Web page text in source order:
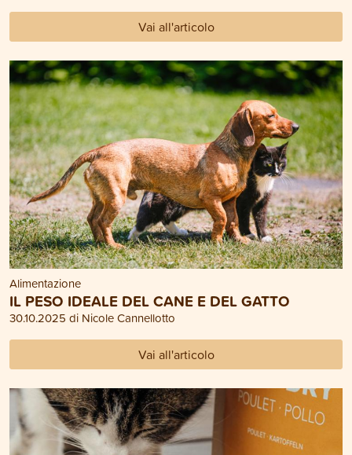
Vai all'articolo
Alimentazione
IL PESO IDEALE DEL CANE E DEL GATTO
30.10.2025 di Nicole Cannellotto
Vai all'articolo